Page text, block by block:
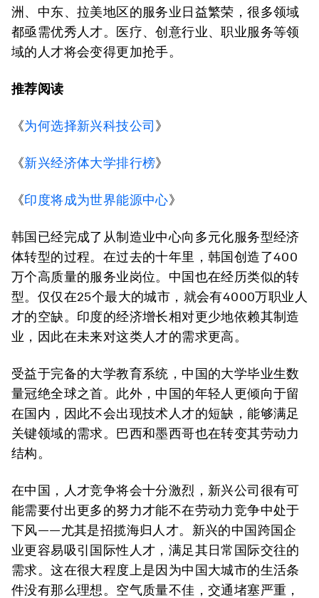
洲、中东、拉美地区的服务业日益繁荣，很多领域
都亟需优秀人才。医疗、创意行业、职业服务等领
域的人才将会变得更加抢手。
推荐阅读
《为何选择新兴科技公司 》
《新兴经济体大学排行榜》
《印度将成为世界能源中心》
韩国已经完成了从制造业中心向多元化服务型经济
体转型的过程。在过去的十年里，韩国创造了400
万个高质量的服务业岗位。中国也在经历类似的转
型。仅仅在25个最大的城市，就会有4000万职业人
才的空缺。印度的经济增长相对更少地依赖其制造
业，因此在未来对这类人才的需求更高。
受益于完备的大学教育系统，中国的大学毕业生数
量冠绝全球之首。此外，中国的年轻人更倾向于留
在国内，因此不会出现技术人才的短缺，能够满足
关键领域的需求。巴西和墨西哥也在转变其劳动力
结构。
在中国，人才竞争将会十分激烈，新兴公司很有可
能需要付出更多的努力才能不在劳动力竞争中处于
下风——尤其是招揽海归人才。新兴的中国跨国企
业更容易吸引国际性人才，满足其日常国际交往的
需求。这在很大程度上是因为中国大城市的生活条
件没有那么理想。空气质量不佳，交通堵塞严重，